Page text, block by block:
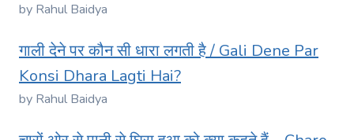
by Rahul Baidya
गाली देने पर कौन सी धारा लगती है / Gali Dene Par
Konsi Dhara Lagti Hai?
by Rahul Baidya